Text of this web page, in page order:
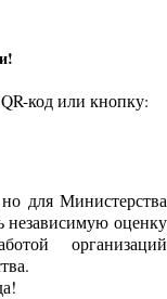
код или кнопку:
для Министерства
независимую оценку
организаций